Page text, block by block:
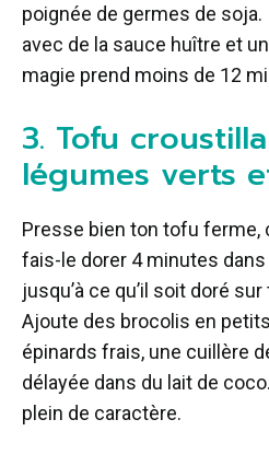
poignée de germes de
avec de la sauce huître et
magie prend moins de 12
3. Tofu
légumes verts
Presse bien ton tofu ferme,
fais-le dorer 4 minutes
jusqu’à ce qu’il soit doré
Ajoute des brocolis en
épinards frais, une cuillère
délayée dans du lait de
plein de caractère.